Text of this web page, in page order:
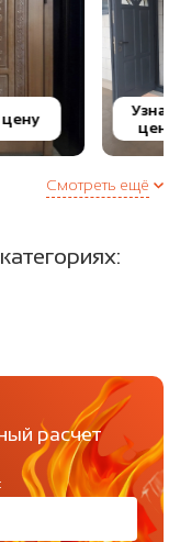
цену
цену
Смотреть ещё
расчет